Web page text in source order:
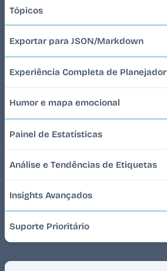
Tópicos
Exportar para JSON/Markdown
Experiência Completa de Planejador
Humor e mapa emocional
Painel de Estatísticas
Análise e Tendências de Etiquetas
Insights Avançados
Suporte Prioritário